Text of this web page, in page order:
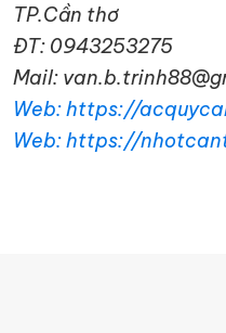
TP.Cần thơ
ĐT: 0943253275
Mail:
Web: https://
Web: https://